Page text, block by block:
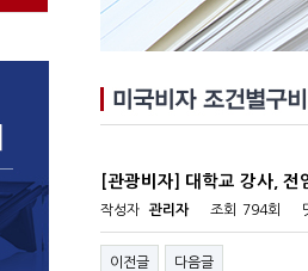
[관광비자] 대학교 강사,
작성자 관리자 조회 794회
이전글 다음글